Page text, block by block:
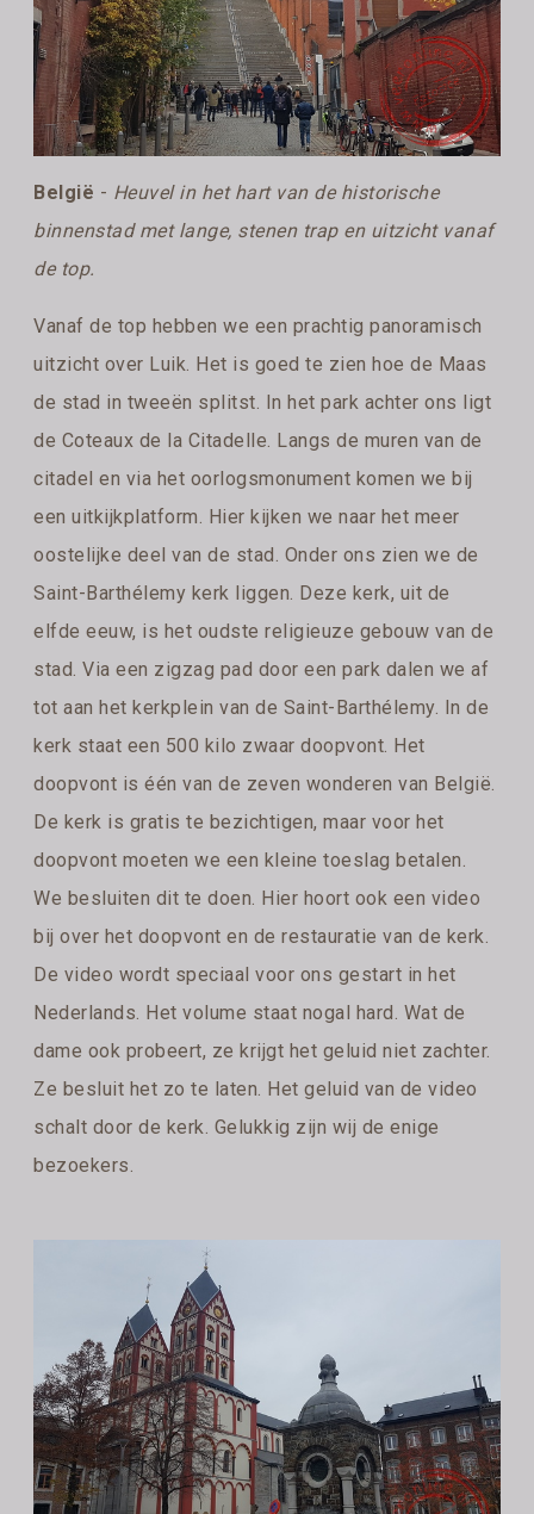
België - Heuvel in het hart van de historische
binnenstad met lange, stenen trap en uitzicht vanaf
de top.
Vanaf de top hebben we een prachtig panoramisch
uitzicht over Luik. Het is goed te zien hoe de Maas
de stad in tweeën splitst. In het park achter ons ligt
de Coteaux de la Citadelle. Langs de muren van de
citadel en via het oorlogsmonument komen we bij
een uitkijkplatform. Hier kijken we naar het meer
oostelijke deel van de stad. Onder ons zien we de
Saint-Barthélemy kerk liggen. Deze kerk, uit de
elfde eeuw, is het oudste religieuze gebouw van de
stad. Via een zigzag pad door een park dalen we af
tot aan het kerkplein van de Saint-Barthélemy. In de
kerk staat een 500 kilo zwaar doopvont. Het
doopvont is één van de zeven wonderen van België.
De kerk is gratis te bezichtigen, maar voor het
doopvont moeten we een kleine toeslag betalen.
We besluiten dit te doen. Hier hoort ook een video
bij over het doopvont en de restauratie van de kerk.
De video wordt speciaal voor ons gestart in het
Nederlands. Het volume staat nogal hard. Wat de
dame ook probeert, ze krijgt het geluid niet zachter.
Ze besluit het zo te laten. Het geluid van de video
schalt door de kerk. Gelukkig zijn wij de enige
bezoekers.